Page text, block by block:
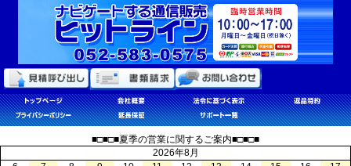
■□■□■夏季の営業に関するご案内■□■□■
2026年8月